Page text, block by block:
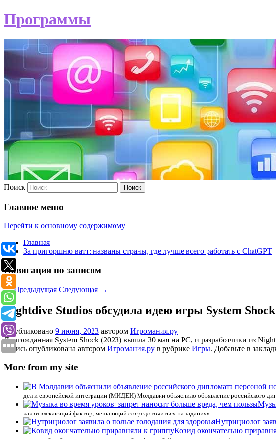
Программы
Поиск
Главное меню
Перейти к основному содержимому
Главная
За пригоршню ватт: названы страны, где лучше всего работать с ChatGPT
Навигация по записям
←Предыдущая Следующая →
Nightdive Studios обсудила идею игры System
Опубликовано 9 июня, 2023 автором Игромания.ру
Долгожданная System Shock (2023) вышла 30 мая на PC, и разработчики из
Запись опубликована автором Игромания.ру в рубрике Игры. Добавьте в
More from my site
дел и европейской интеграции (МИДЕИ) Молдавии объяснило объявление российского
как отвлекающий фактор, мешающий сосредоточиться на заданиях.
Нутрициолог
Ковид окончательно